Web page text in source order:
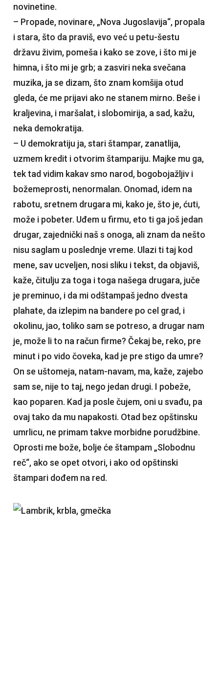
novinetine.
– Propade, novinare, „Nova Jugoslavija“, propala
i stara, što da praviš, evo već u petu-šestu
državu živim, pomeša i kako se zove, i što mi je
himna, i što mi je grb; a zasviri neka svečana
muzika, ja se dizam, što znam komšija otud
gleda, će me prijavi ako ne stanem mirno. Beše i
kraljevina, i maršalat, i slobomirija, a sad, kažu,
neka demokratija.
– U demokratiju ja, stari štampar, zanatlija,
uzmem kredit i otvorim štampariju. Majke mu ga,
tek tad vidim kakav smo narod, bogobojažljiv i
božemeprosti, nenormalan. Onomad, idem na
rabotu, sretnem drugara mi, kako je, što je, ćuti,
može i pobeter. Uđem u firmu, eto ti ga još jedan
drugar, zajednički naš s onoga, ali znam da nešto
nisu saglam u poslednje vreme. Ulazi ti taj kod
mene, sav ucveljen, nosi sliku i tekst, da objaviš,
kaže, čitulju za toga i toga našega drugara, juče
je preminuo, i da mi odštampaš jedno dvesta
plahate, da izlepim na bandere po cel grad, i
okolinu, jao, toliko sam se potreso, a drugar nam
je, može li to na račun firme? Čekaj be, reko, pre
minut i po vido čoveka, kad je pre stigo da umre?
On se uštomeja, natam-navam, ma, kaže, zajebo
sam se, nije to taj, nego jedan drugi. I pobeže,
kao poparen. Kad ja posle čujem, oni u svađu, pa
ovaj tako da mu napakosti. Otad bez opštinsku
umrlicu, ne primam takve morbidne porudžbine.
Oprosti me bože, bolje će štampam „Slobodnu
reč“, ako se opet otvori, i ako od opštinski
štampari dođem na red.